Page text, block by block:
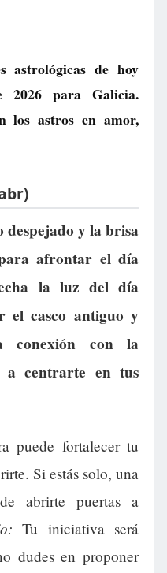
astrológicas de hoy
2026 para Galicia.
los astros en amor,
despejado y la brisa
afrontar el día
la luz del día
el casco antiguo y
conexión con la
a centrarte en tus
puede fortalecer tu
Si estás solo, una
abrirte puertas a
Tu iniciativa será
dudes en proponer